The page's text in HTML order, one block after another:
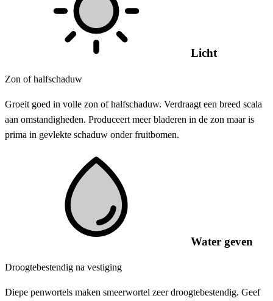
Licht
Zon of halfschaduw
Groeit goed in volle zon of halfschaduw. Verdraagt een breed scala
aan omstandigheden. Produceert meer bladeren in de zon maar is
prima in gevlekte schaduw onder fruitbomen.
Water geven
Droogtebestendig na vestiging
Diepe penwortels maken smeerwortel zeer droogtebestendig. Geef